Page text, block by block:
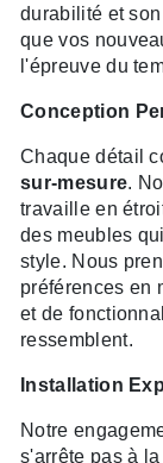
durabilité et
que vos
l'épreuve du
Conception
Chaque détail
sur-mesure.
travaille en
des meubles
style. Nous
préférences en
et de
ressemblent.
Installation
Notre
s'arrête pas à